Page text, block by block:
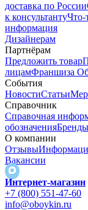
доставка по России
к консультантуЧто-
информация
Дизайнерам
Партнёрам
Предложить товар
лицамФраншиза
События
НовостиСтатьи
Справочник
Справочная
обозначенияБренды
О компании
Отзывы
Вакансии
Интернет-магазин
+7 (800) 551-47-60
info@oboykin.ru